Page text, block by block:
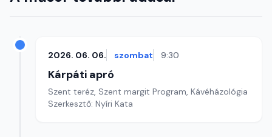
2026. 06. 06. szombat 9:30
Kárpáti apró
Szent teréz, Szent margit Program, Kávéházológia
Szerkesztő: Nyíri Kata